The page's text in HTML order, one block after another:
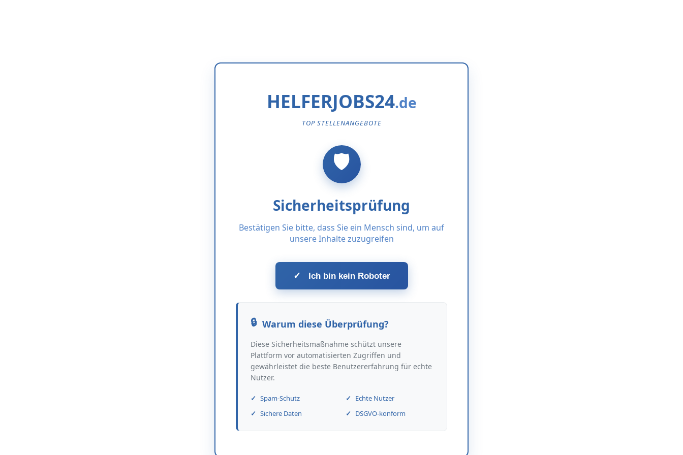
HELFERJOBS24
TOP STELLENANGEBOTE
Sicherheitsprüfung
Bestätigen Sie bitte, dass Sie ein Mensch sind, um auf
unsere Inhalte zuzugreifen
✓ Ich bin kein Roboter
Warum diese Überprüfung?
Diese Sicherheitsmaßnahme schützt unsere
Plattform vor automatisierten Zugriffen und
gewährleistet die beste Benutzererfahrung für echte
Nutzer.
Spam-Schutz
Echte Nutzer
Sichere Daten
DSGVO-konform